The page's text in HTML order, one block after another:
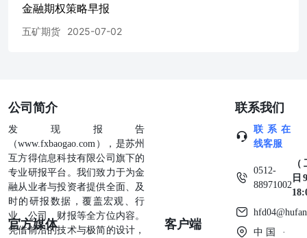
金融期权策略早报
五矿期货 2025-07-02
公司简介
发现报告
（www.fxbaogao.com），是苏州
互方得信息科技有限公司旗下的
专业研报平台。我们致力于为金
融从业者与投资者提供全面、及
时的研报数据，覆盖宏观、行
业、公司、财报等全方位内容。
凭借前沿的技术与极简的设计，
官方媒体 客户端
联系我们
联系在
线客服
0512-
88971002
日
中国 ·